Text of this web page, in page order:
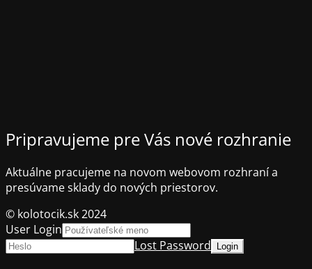
Pripravujeme pre Vás nové rozhranie
Aktuálne pracujeme na novom webovom rozhraní a
presúvame sklady do nových priestorov.
© kolotocik.sk 2024
User Login
Lost Password